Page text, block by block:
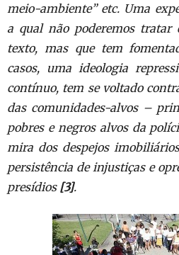
meio-ambiente” etc. Uma
a qual não poderemos tratar
texto, mas que tem
casos, uma ideologia
contínuo, tem se voltado
das comunidades-alvos –
pobres e negros alvos da
mira dos despejos
persistência de injustiças e
presídios [3].